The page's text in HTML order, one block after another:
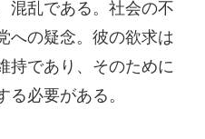
混乱である。社会の不
への疑念。彼の欲求は
持であり、そのために
必要がある。